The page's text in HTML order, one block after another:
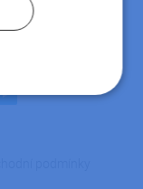
Soubory